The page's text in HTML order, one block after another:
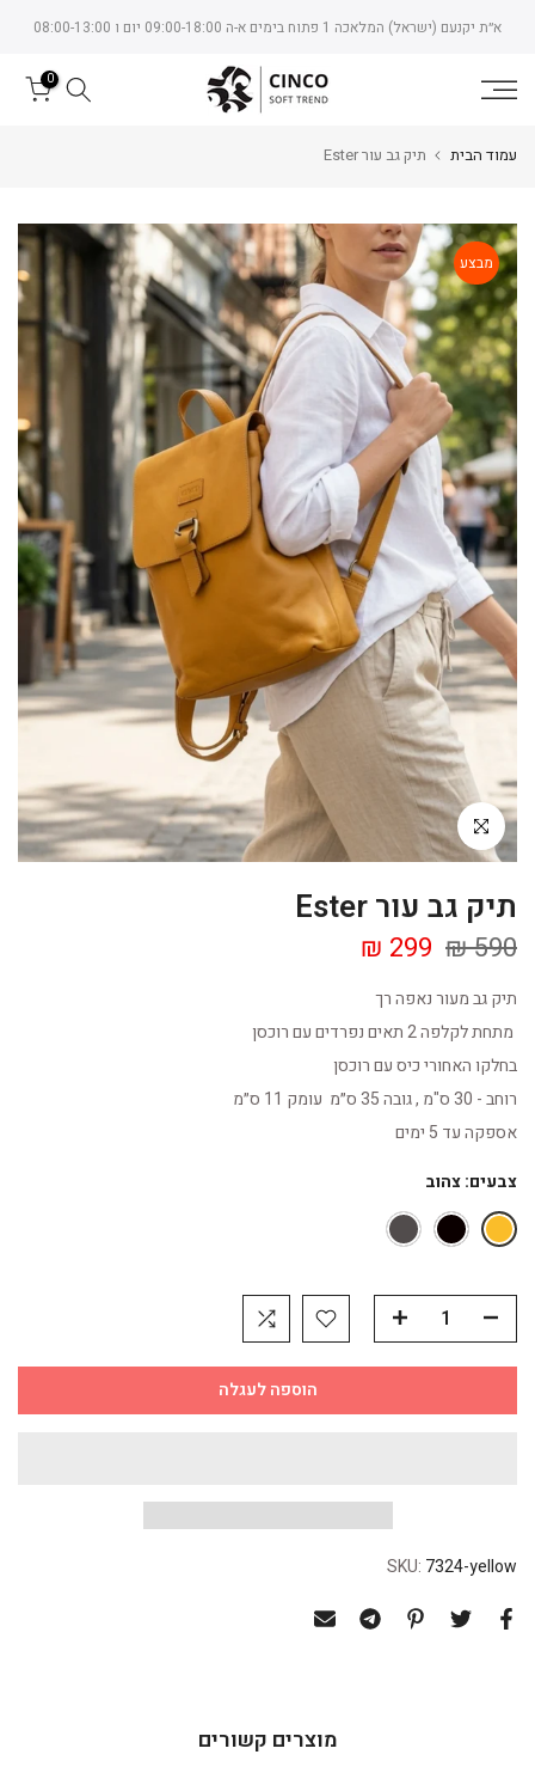
Skip
content
א״ת יקנעם (ישראל) המלאכה 1 פתוח בימים א-ה 09:00-18:00 יום ו 08:00-13:00
0
עמוד הבית תיק גב עור Ester
מבצע
Click to enlarge
תיק גב עור Ester
590 ₪
299 ₪
תיק גב מעור נאפה רך
מתחת לקלפה 2 תאים נפרדים עם רוכסן
בחלקו האחורי כיס עם רוכסן
רוחב - 30 ס"מ , גובה 35 ס״מ עומק 11 ס״מ
אספקה עד 5 ימים
צבעים:צהוב
הוספה לעגלה
SKU: 7324-yellow
מוצרים קשורים